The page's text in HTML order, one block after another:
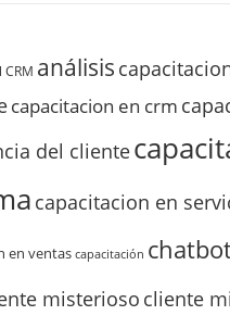
análisis
capacitacion en crm
del cliente
capacitacion en
en ventas capacitación
misterioso cliente